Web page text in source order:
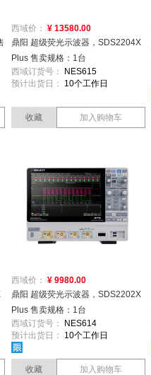
西域价： ¥ 13580.00
鼎阳 超级荧光示波器，SDS2204X
Plus 售卖规格：1台
西域订货号：
NES615
预计出货日：
10个工作日
收藏 加入购物车
西域价： ¥ 9980.00
鼎阳 超级荧光示波器，SDS2202X
Plus 售卖规格：1台
西域订货号：
NES614
预计出货日：
10个工作日
收藏 加入购物车